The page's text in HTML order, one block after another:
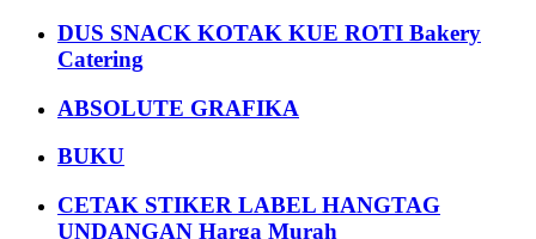
DUS SNACK KOTAK KUE ROTI Bakery
Catering
ABSOLUTE GRAFIKA
BUKU
CETAK STIKER LABEL HANGTAG
UNDANGAN Harga Murah